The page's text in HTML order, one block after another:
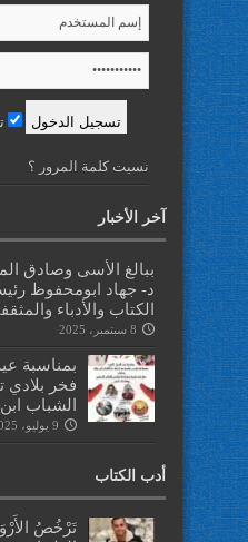
نسيت كلمة المرور ؟
آخر الأخبار
ببالغ الأسى وصادق
د- جهاد ابومحفوظ
الكتاب والأدباء
8 سبتمبر، 2025
بمناسبة
فخر بلادي
الشباب
9 يوليو، 2025
أدب الكتاب
تَرْخُصُ